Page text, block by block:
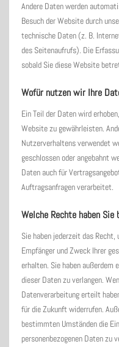
Andere Daten werden
Besuch der Website durch
technische Daten (z. B.
des Seitenaufrufs). Die
sobald Sie diese Website
Wofür nutzen wir Ihre
Ein Teil der Daten wird
Website zu gewährleisten.
Nutzerverhaltens verwendet
geschlossen oder angebahnt
Daten auch für
Auftragsanfragen verarbeitet.
Welche Rechte haben Sie
Sie haben jederzeit das
Empfänger und Zweck Ihrer
erhalten. Sie haben außerdem
dieser Daten zu verlangen.
Datenverarbeitung erteilt
für die Zukunft widerrufen.
bestimmten Umständen die
personenbezogenen Daten zu